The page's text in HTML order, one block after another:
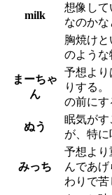
milk
想像して
なのかな
胸焼け
のような
まーちゃ
ん
予想より
りする
の前にす
ぬう
眠気がす
が、特に
みっち
予想より
んであ
わりで苦